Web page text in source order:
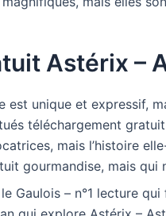
Astérix –
est unique et expressif,
téléchargement
mais l’histoire
gourmandise, mais qui
Gaulois – n°1 lecture